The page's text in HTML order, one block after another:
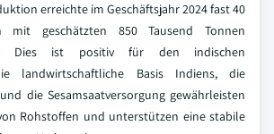
erreichte im Geschäftsjahr 2024 fast 40
mit geschätzten 850 Tausend Tonnen
Dies ist positiv für den indischen
landwirtschaftliche Basis Indiens, die
die Sesamsaatversorgung gewährleisten
Rohstoffen und unterstützen eine stabile